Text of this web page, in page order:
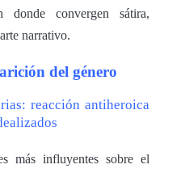
convergen sátira,
narrativo.
del género
reacción antiheroica
más influyentes sobre el